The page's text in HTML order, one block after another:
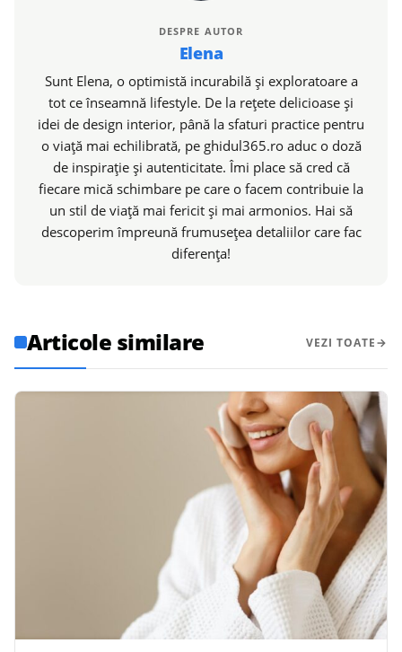
DESPRE AUTOR
Elena
Sunt Elena, o optimistă incurabilă și exploratoare a
tot ce înseamnă lifestyle. De la rețete delicioase și
idei de design interior, până la sfaturi practice pentru
o viață mai echilibrată, pe ghidul365.ro aduc o doză
de inspirație și autenticitate. Îmi place să cred că
fiecare mică schimbare pe care o facem contribuie la
un stil de viață mai fericit și mai armonios. Hai să
descoperim împreună frumusețea detaliilor care fac
diferența!
Articole similare VEZI TOATE